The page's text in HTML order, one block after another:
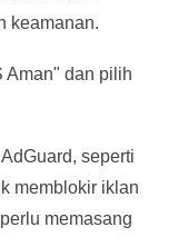
keamanan.
Aman" dan pilih
seperti
memblokir iklan
memasang